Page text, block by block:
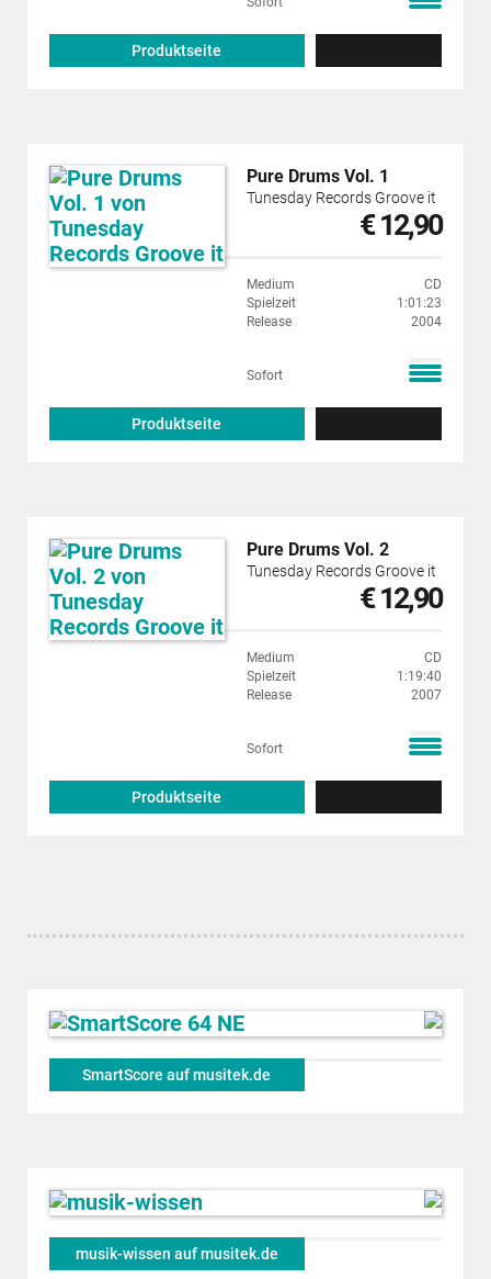
Produktseite
Pure Drums Vol. 1
Tunesday Records Groove it
€ 12,90
Medium
CD
Spielzeit
1:01:23
Release
2004
Sofort
Produktseite
Pure Drums Vol. 2
Tunesday Records Groove it
€ 12,90
Medium
CD
Spielzeit
1:19:40
Release
2007
Sofort
Produktseite
SmartScore auf musitek.de
musik-wissen auf musitek.de